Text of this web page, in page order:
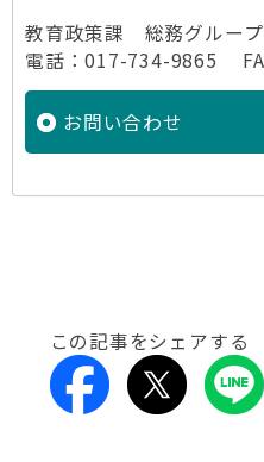
教育政策課 総務グループ
電話：017-734-9865
お問い合わせ
この記事をシェアする